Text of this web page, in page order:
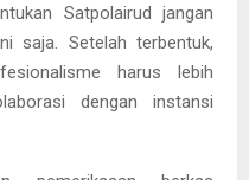
Satpolairud jangan
saja. Setelah terbentuk,
harus lebih
dengan instansi